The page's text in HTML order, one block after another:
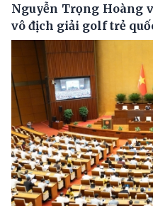
Nguyễn Trọng Hoàng
vô địch giải golf trẻ